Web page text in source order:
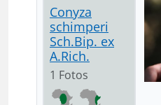
Conyza
schimperi
Sch.Bip. ex
A.Rich.
1 Fotos